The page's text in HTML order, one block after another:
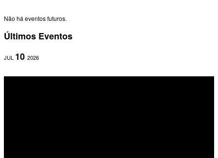
Não há eventos futuros.
Últimos Eventos
JUL 10 2026